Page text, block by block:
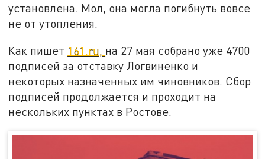
установлена. Мол, она могла погибнуть вовсе
не от утопления.
Как пишет 161.ru, на 27 мая собрано уже 4700
подписей за отставку Логвиненко и
некоторых назначенных им чиновников. Сбор
подписей продолжается и проходит на
нескольких пунктах в Ростове.